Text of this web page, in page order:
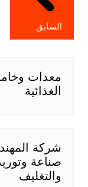
السابق
معدات
الغذائية
شركة
صناعة
والتغليف